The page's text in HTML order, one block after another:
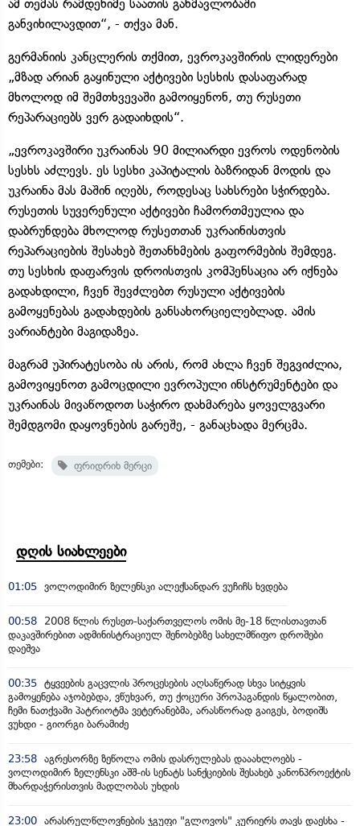
ამ თემას რამდენიმე საათის განმავლობაში
განვიხილავდით“, - თქვა მან.
გერმანიის კანცლერის თქმით, ევროკავშირის ლიდერები
„მზად არიან გაყინული აქტივები სესხის დასაფარად
მხოლოდ იმ შემთხვევაში გამოიყენონ, თუ რუსეთი
რეპარაციებს ვერ გადაიხდის“.
„ევროკავშირი უკრაინას 90 მილიარდი ევროს ოდენობის
სესხს აძლევს. ეს სესხი კაპიტალის ბაზრიდან მოდის და
უკრაინა მას მაშინ იღებს, როდესაც სახსრები სჭირდება.
რუსეთის სუვერენული აქტივები ჩამორთმეულია და
დაბრუნდება მხოლოდ რუსეთთან უკრაინისთვის
რეპარაციების შესახებ შეთანხმების გაფორმების შემდეგ.
თუ სესხის დაფარვის დროისთვის კომპენსაცია არ იქნება
გადახდილი, ჩვენ შევძლებთ რუსული აქტივების
გამოყენებას გადახდების განსახორციელებლად. ამის
ვარიანტები მაგიდაზეა.
მაგრამ უპირატესობა ის არის, რომ ახლა ჩვენ შეგვიძლია,
გამოვიყენოთ გამოცდილი ევროპული ინსტრუმენტები და
უკრაინას მივაწოდოთ საჭირო დახმარება ყოველგვარი
შემდგომი დაყოვნების გარეშე, - განაცხადა მერცმა.
თემები: ფრიდრიხ მერცი
დღის სიახლეები
01:05 ვოლოდიმირ ზელენსკი ალექსანდარ ვუჩიჩს ხვდება
00:58
2008 წლის რუსეთ-საქართველოს ომის მე-18 წლისთავთან
დაკავშირებით ადმინისტრაციულ შენობებზე სახელმწიფო დროშები
დაეშვა
00:35 ტყვეების გაცვლის პროცესების აღსაწერად სხვა სიტყვის
გამოყენება აჯობებდა, ვწუხვარ, თუ ქოცური პროპაგანდის წყალობით,
ჩემი ნათქვამი პატრიოტმა ვეტერანებმა, არასწორად გაიგეს, ბოდიშს
ვუხდი - გიორგი ბარამიძე
23:58 აგრესორზე ზეწოლა ომის დასრულებას დააახლოებს -
ვოლოდიმირ ზელენსკი აშშ-ის სენატს სანქციების შესახებ კანონპროექტის
მხარდაჭერისთვის მადლობას უხდის
23:00 არასრულწლოვნების ჯგუფი "გლოვოს" კურიერს თავს დაესხა -